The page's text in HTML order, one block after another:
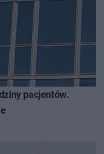
pacjentów.